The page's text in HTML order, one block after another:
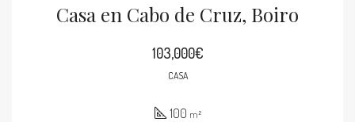
Casa en Cabo de Cruz, Boiro
103,000€
CASA
100 m²